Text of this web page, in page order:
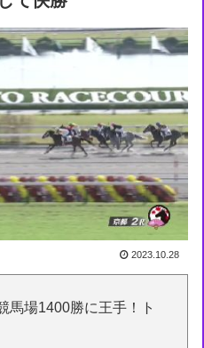
2023.10.28
馬場1400勝に王手！ト